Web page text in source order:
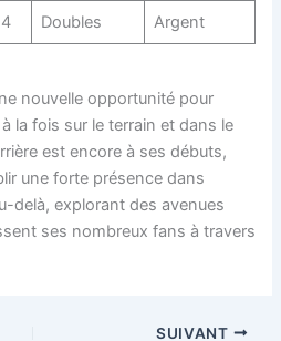
Doubles Argent
nouvelle opportunité pour
la fois sur le terrain et dans le
est encore à ses débuts,
une forte présence dans
delà, explorant des avenues
ses nombreux fans à travers
SUIVANT